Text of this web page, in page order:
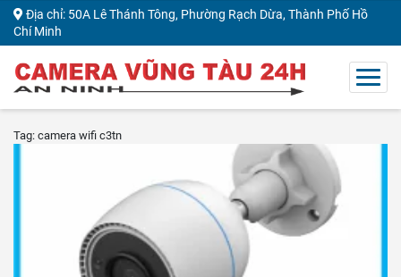
Địa chỉ: 50A Lê Thánh Tông, Phường Rạch Dừa, Thành Phố Hồ
Chí Minh
Tag: camera wifi c3tn